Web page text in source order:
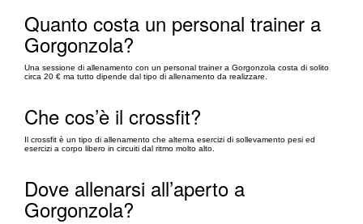
Quanto costa un personal trainer a
Gorgonzola?
Una sessione di allenamento con un personal trainer a Gorgonzola costa di solito
circa 20 € ma tutto dipende dal tipo di allenamento da realizzare.
Che cos’è il crossfit?
Il crossfit è un tipo di allenamento che alterna esercizi di sollevamento pesi ed
esercizi a corpo libero in circuiti dal ritmo molto alto.
Dove allenarsi all’aperto a
Gorgonzola?